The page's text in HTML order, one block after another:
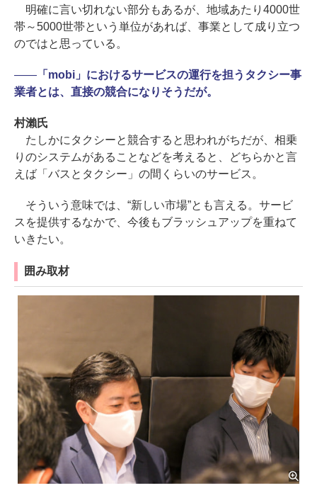
明確に言い切れない部分もあるが、地域あたり4000世
帯～5000世帯という単位があれば、事業として成り立つ
のではと思っている。
――「mobi」におけるサービスの運行を担うタクシー事
業者とは、直接の競合になりそうだが。
村瀨氏
たしかにタクシーと競合すると思われがちだが、相乗
りのシステムがあることなどを考えると、どちらかと言
えば「バスとタクシー」の間くらいのサービス。
そういう意味では、“新しい市場”とも言える。サービ
スを提供するなかで、今後もブラッシュアップを重ねて
いきたい。
囲み取材